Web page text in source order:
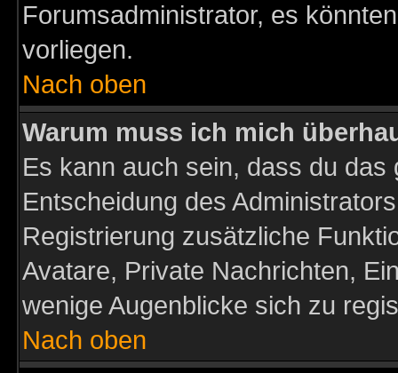
Forumsadministrator, es
vorliegen.
Nach oben
Warum muss ich mich
Es kann auch sein, dass du
Entscheidung des
Registrierung zusätzliche
Avatare, Private Nachrichten,
wenige Augenblicke sich zu
Nach oben